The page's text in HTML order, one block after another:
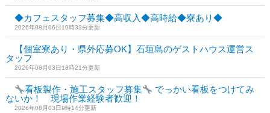
◆カフェスタッフ募集◆高収入◆高時給◆寮あり◆
2026年08月06日10時33分更新
【個室寮あり・県外応募OK】石垣島のゲストハウス運営ス
タッフ
2026年08月03日18時21分更新
看板製作・施工スタッフ募集
でっかい看板をつけてみ
ないか！ 現場作業経験者歓迎！
2026年08月03日9時14分更新